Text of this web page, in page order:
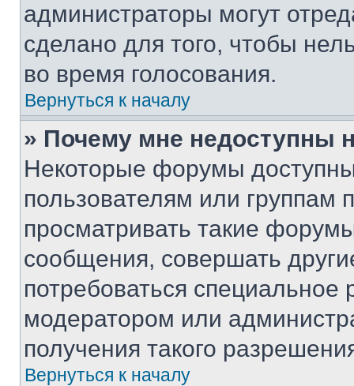
администраторы могут
сделано для того, чтобы
во время голосования.
Вернуться к началу
» Почему мне недоступны
Некоторые форумы
пользователям или группам
просматривать такие
сообщения, совершать
потребоваться
модератором или
получения такого
Вернуться к началу